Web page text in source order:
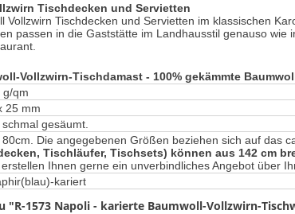
Tischdecken und Servietten
Vollzwirn Tischdecken und Servietten im klassischen
passen in die Gaststätte im Landhausstil genauso wie
Vollzwirn-Tischdamast - 100% gekämmte
g/qm
25 mm
gesäumt.
Die angegebenen Größen beziehen sich auf das
Tischläufer, Tischsets) können aus 142 cm
Ihnen gerne ein unverbindliches Angebot über
kariert
"R-1573 Napoli - karierte Baumwoll-Vollzwirn-